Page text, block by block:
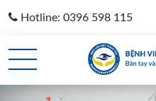
Hotline: 0396 598 115